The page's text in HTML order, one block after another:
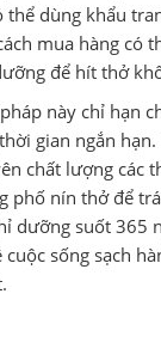
dùng khẩu
mua hàng có
để hít thở
này chỉ hạn
gian ngắn
chất lượng các
phố nín thở để
dưỡng suốt 365
sống sạch